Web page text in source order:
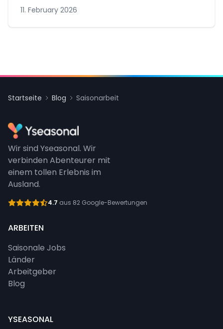
11. February 2026
Startseite Blog Saisonarbeit
Wir sind Yseasonal. Wir
verbinden Abenteurer mit
einem tollen Erlebnis im
Ausland.
4.7 aus 82 Google-Bewertungen
ARBEITEN
Saisonale Jobs
Länder
Arbeitgeber
Blog
YSEASONAL